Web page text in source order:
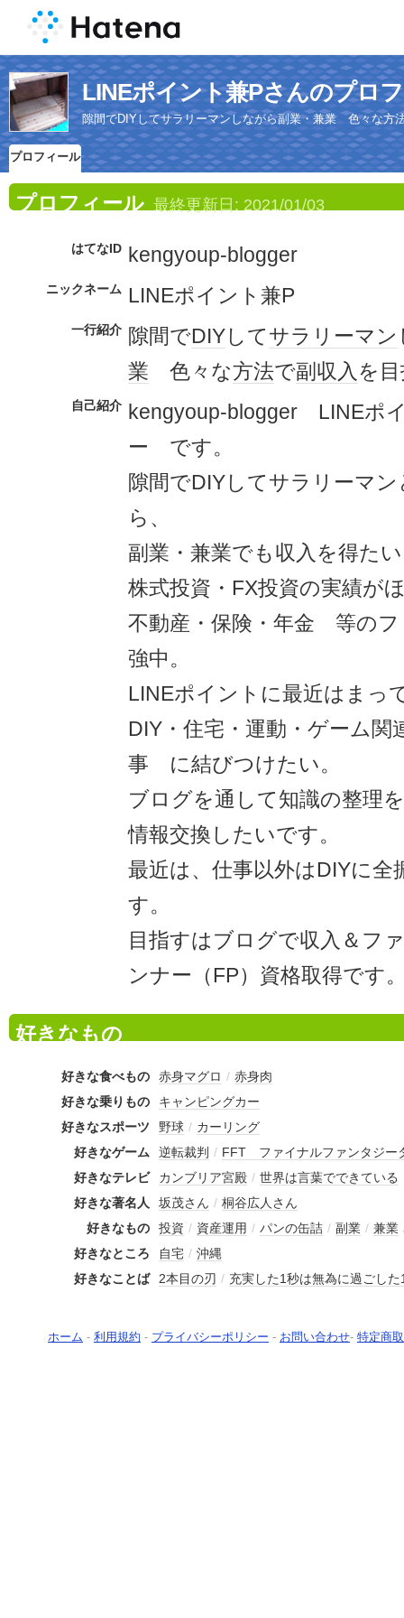
LINEポイント兼Pさんのプロ
隙間でDIYしてサラリーマンしながら副業・兼業 色々な方
プロフィール
プロフィール 最終更新日: 2021/01/03
はてなID kengyoup-blogger
ニックネーム LINEポイント兼P
一行紹介 隙間でDIYしてサラリーマン
業 色々な方法で副収入を
自己紹介
kengyoup-blogger LINEポ
ー です。
隙間でDIYしてサラリーマ
ら、
副業・兼業でも収入を得た
株式投資・FX投資の実績が
不動産・保険・年金 等のフ
強中。
LINEポイントに最近はまっ
DIY・住宅・運動・ゲーム
事 に結びつけたい。
ブログを通して知識の整理
情報交換したいです。
最近は、仕事以外はDIYに全
す。
目指すはブログで収入＆フ
ンナー（FP）資格取得です
好きなもの
好きな食べもの 赤身マグロ / 赤身肉
好きな乗りもの
キャンピングカー
好きなスポーツ
野球 / カーリング
好きなゲーム
逆転裁判 / FFT ファイナルファンタジー
好きなテレビ
カンブリア宮殿 / 世界は言葉でできている
好きな著名人
坂茂さん / 桐谷広人さん
好きなもの
投資 / 資産運用 / パンの缶詰 / 副業 / 兼業
好きなところ
自宅 / 沖縄
好きなことば
2本目の刃 / 充実した1秒は無為に過ごし
ホーム - 利用規約 - プライバシーポリシー - お問い合わせ- 特定商